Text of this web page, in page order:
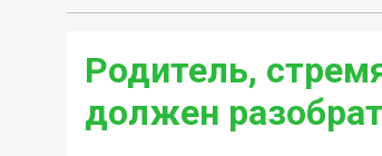
Родитель,
должен